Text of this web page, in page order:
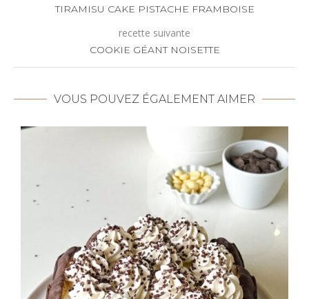
TIRAMISU CAKE PISTACHE FRAMBOISE
recette suivante
COOKIE GÉANT NOISETTE
VOUS POUVEZ ÉGALEMENT AIMER